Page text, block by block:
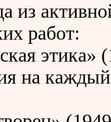
из
работ:
этика»
на каждый